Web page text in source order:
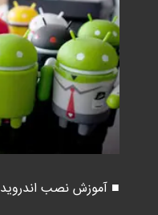
■ آموزش نصب اندروید 6 روی گلکسی اس 5